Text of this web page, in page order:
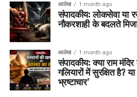
आलेख 1 month ago
संपादकीय: लोकसेवा या
नौकरशाही के बदलते
आलेख 1 month ago
संपादकीय: क्या राम
गलियारों में सुरक्षित है?
भ्रष्टाचार’